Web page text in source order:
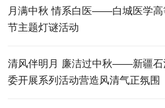
月满中秋 情系白医——白城医学高
节主题灯谜活动
清风伴明月 廉洁过中秋——新疆石
委开展系列活动营造风清气正氛围